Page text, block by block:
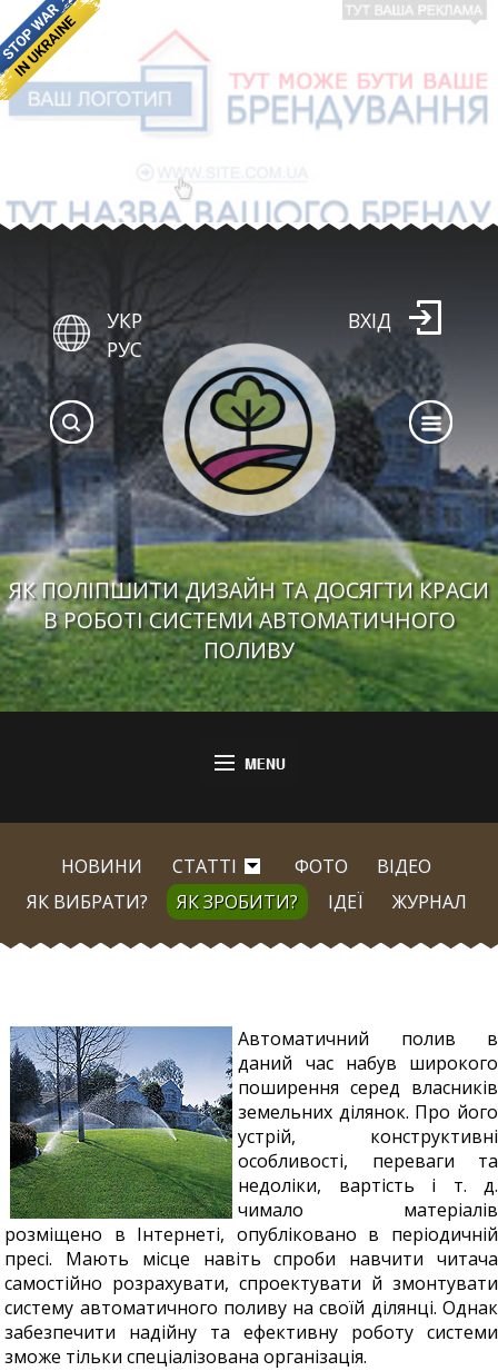
ЯК ПОЛІПШИТИ ДИЗАЙН ТА ДОСЯГТИ КРАСИ
В РОБОТІ СИСТЕМИ АВТОМАТИЧНОГО
ПОЛИВУ
УКР
РУС
ВХІД
НОВИНИ СТАТТІ ФОТО
ВІДЕО
ЯК ВИБРАТИ?
ЯК ЗРОБИТИ? ІДЕЇ ЖУРНАЛ
Автоматичний полив в
даний час набув широкого
поширення серед власників
земельних ділянок. Про його
устрій, конструктивні
особливості, переваги та
недоліки, вартість і т. д.
чимало матеріалів
розміщено в Інтернеті, опубліковано в періодичній
пресі. Мають місце навіть спроби навчити читача
самостійно розрахувати, спроектувати й змонтувати
систему автоматичного поливу на своїй ділянці. Однак
забезпечити надійну та ефективну роботу системи
зможе тільки спеціалізована організація.